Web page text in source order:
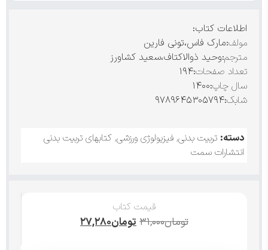
اطلاعات کتاب:
مولف:مارک فاس،تونی فارین
مترجم:وحید ذوالاکتاف،سعید کشاورز
تعداد صفحات:۱۹۴
سال چاپ:۱۴۰۰
شابک:۹۷۸۹۶۴۵۳۰۵۷۹۴
دسته: تربیت بدنی, فیزیولوژی ورزشی, کتابهای تربیت بدنی
انتشارات سمت
قیمت کتاب
تومان۳۱,۰۰۰تومان۲۷,۲۸۰